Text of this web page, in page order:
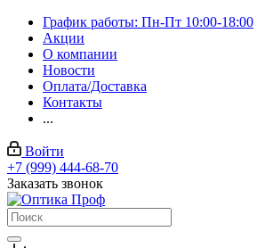
График работы: Пн-Пт 10:00-18:00
Акции
О компании
Новости
Оплата/Доставка
Контакты
...
Войти
+7 (999) 444-68-70
Заказать звонок